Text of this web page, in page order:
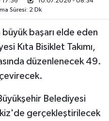
Süresi: 2 Dk
başarı elde eden
Kıta Bisiklet Takımı,
düzenlenecek 49.
Belediyesi
gerçekleştirilecek